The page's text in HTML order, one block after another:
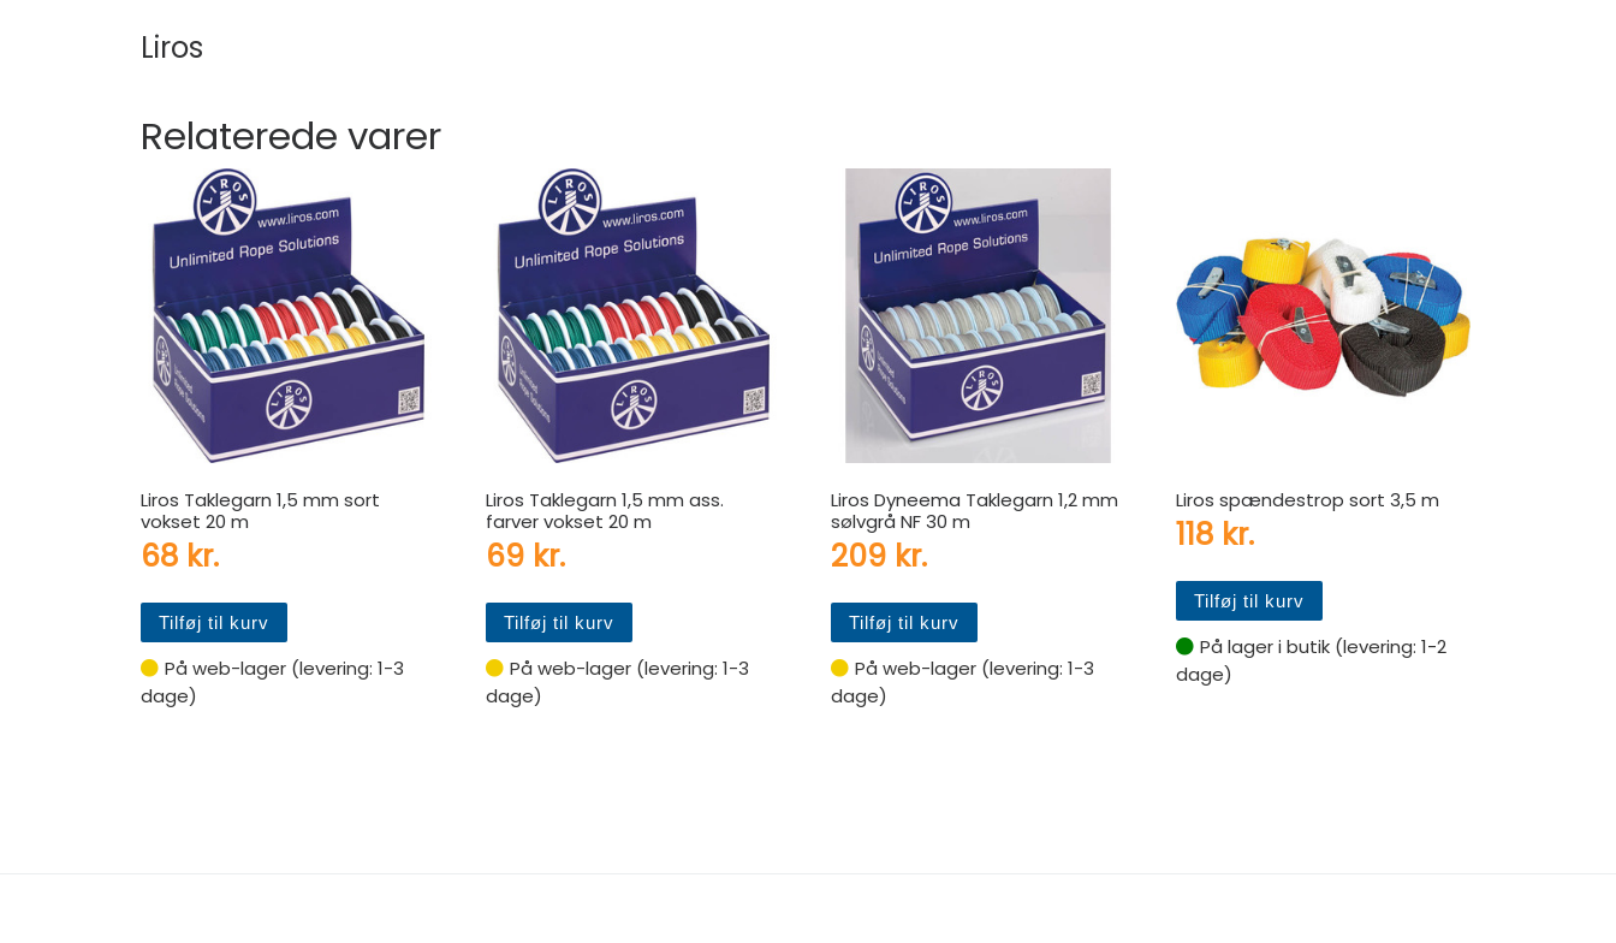
Liros
Relaterede varer
Liros Taklegarn 1,5 mm sort
vokset 20 m
68 kr.
Tilføj til kurv
På web-lager (levering: 1-3
dage)
Liros Taklegarn 1,5 mm ass.
farver vokset 20 m
69 kr.
Tilføj til kurv
På web-lager (levering: 1-3
dage)
Liros Dyneema Taklegarn 1,2 mm
sølvgrå NF 30 m
209 kr.
Tilføj til kurv
På web-lager (levering: 1-3
dage)
Liros spændestrop sort 3,5 m
118 kr.
Tilføj til kurv
På lager i butik (levering: 1-2
dage)